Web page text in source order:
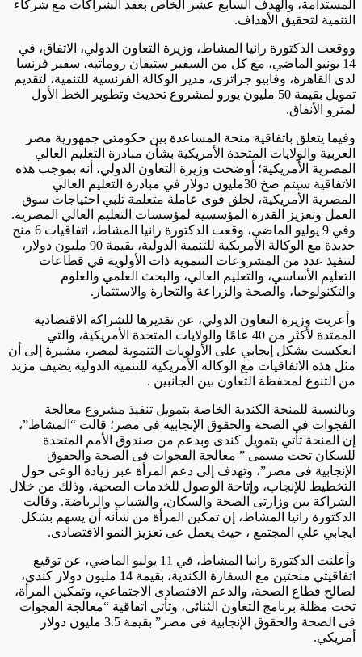
المستدامة، والهدف السابع عشر الخاص بعقد الشراكات مع شركاء
التنمية لتحقيق الأهداف.
ووقعت الدكتورة رانيا المشاط، وزيرة التعاون الدولي، الاتفاق، في
14 يونيو الماضي، مع كل من السفير ستيفان روماتيه، سفير فرنسا
لدى القاهرة، وفابيو جراتزى، مدير الوكالة الفرنسية للتنمية، لتقديم
تمويل بقيمة 50 مليون يورو لمشروع تحديث وتطوير الخط الأول
لمترو الأنفاق.
وفيما يتعلق باتفاقية منحة المساعدة بين حكومتي جمهورية مصر
العربية والولايات المتحدة الأمريكية بشأن مبادرة التعليم العالي
المصرية الأمريكية؛ أوضحت وزيرة التعاون الدولي، أنه بموجب هذه
الاتفاقية سيتم ضخ 30مليون دولار في مبادرة التعليم العالي
المصرية الأمريكية، لخلق قوى عاملة متعلمة تلبي احتياجات سوق
العمل وتعزيز القدرة المؤسسية لمؤسسات التعليم العالي المصرية.
وفي 9 يوليو الماضي، وقعت الدكتورة رانيا المشاط، اتفاقيات 6 منح
جديدة مع الوكالة الأمريكية للتنمية الدولية، بقيمة 90 مليون دولار،
لتنفيذ عدد من المشروعات التنموية ذات الأولوية في قطاعات
التعليم الأساسي، والتعليم العالي، والبحث العلمي والعلوم
والتكنولوجيا، والصحة والزراعة والتجارة والاستثمار.
وأعربت وزيرة التعاون الدولي، عن تقديرها للشراكة الاقتصادية
الممتدة لأكثر من 40 عامًا والولايات المتحدة الأمريكية، والتي
انعكست بشكل إيجابي على الأولويات التنموية لمصر، مشيرة إلى أن
مثل هذه الاتفاقيات مع الوكالة الأمريكية للتنمية الدولية يضيف مزيد
من التنوع لمحفظة التعاون بين الجانبين .
وبالنسبة للمنحة الكندية الخاصة بتمويل تنفيذ مشروع معالجة
الفجوات فى الصحة والحقوق الإنجابية فى مصر؛ قالت “المشاط”،
إن المنحة تأتي بتمويل كندى وبدعم من صندوق الأمم المتحدة
للسكان تحت مسمى ” معالجة الفجوات فى الصحة والحقوق
الإنجابية فى مصر”، وتهدف إلى دعم المرأة عبر زيادة الوعى حول
التخطيط للإنجاب، وإتاحة الوصول للخدمات الصحية، وذلك من خلال
الشراكة بين وزارتى الصحة والسكان، والشباب والرياضة. وقالت
الدكتورة رانيا المشاط، إن تمكين المرأة من شأنه أن يسهم بشكل
ايجابي علي المجتمع ، حيث يعمل عى تعزيز النمو الاقتصادى.
وأعلنت الدكتورة رانيا المشاط، في 11 يوليو الماضي، عن توقيع
اتفاقيتي منحتين مع السفارة الكندية، بقيمة 14 مليون دولار كندي،
لصالح قطاع الصحة، والدعم الاقتصادى الاجتماعي، وتمكين المرأة،
تحت مظلة برنامج التعاون الثنائى، وتأتى اتفاقية “معالجة الفجوات
فى الصحة والحقوق الإنجابية فى مصر” بقيمة 3.5 مليون دولار
أمريكي.